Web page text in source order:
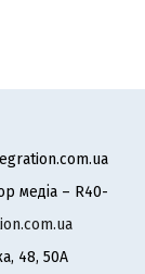
медіа – R40-
48, 50А